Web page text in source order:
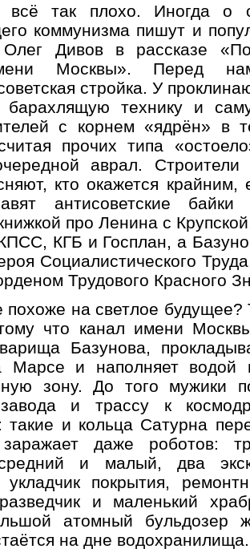
всё так плохо. Иногда о
коммунизма пишут и
Дивов в рассказе
Москвы». Перед
стройка. У
барахлящую технику и
с корнем «ядрён» в
прочих типа
аврал. Строители
кто окажется крайним,
антисоветские
про Ленина с
КГБ и Госплан, а
Социалистического
Трудового Красного
похоже на светлое будущее?
что канал имени
Базунова,
Марсе и наполняет водой
зону. До того мужики
завода и трассу к
и кольца Сатурна
заражает даже роботов:
и малый, два
укладчик покрытия,
и маленький
атомный бульдозер
на дне водохранилища.